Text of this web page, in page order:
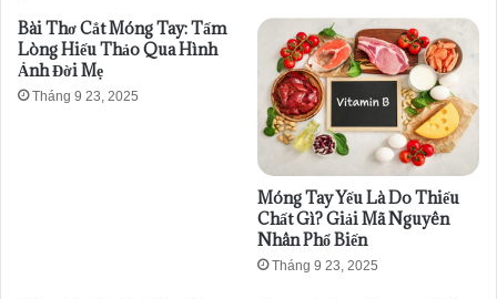
Bài Thơ Cắt Móng Tay: Tấm
Lòng Hiếu Thảo Qua Hình
Ảnh Đời Mẹ
Tháng 9 23, 2025
Móng Tay Yếu Là Do Thiếu
Chất Gì? Giải Mã Nguyên
Nhân Phổ Biến
Tháng 9 23, 2025